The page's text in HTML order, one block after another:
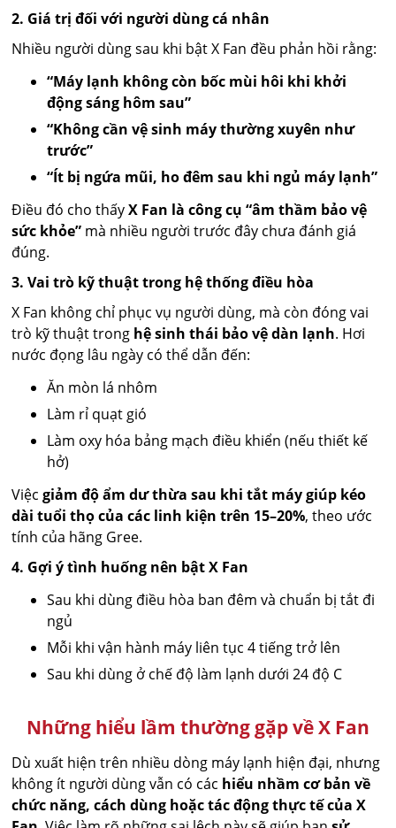
2. Giá trị đối với người dùng cá nhân
Nhiều người dùng sau khi bật X Fan đều phản hồi rằng:
“Máy lạnh không còn bốc mùi hôi khi khởi
động sáng hôm sau”
“Không cần vệ sinh máy thường xuyên như
trước”
“Ít bị ngứa mũi, ho đêm sau khi ngủ máy lạnh”
Điều đó cho thấyX Fan là công cụ “âm thầm bảo vệ
sức khỏe” mà nhiều người trước đây chưa đánh giá
đúng.
3. Vai trò kỹ thuật trong hệ thống điều hòa
X Fan không chỉ phục vụ người dùng, mà còn đóng vai
trò kỹ thuật trong hệ sinh thái bảo vệ dàn lạnh. Hơi
nước đọng lâu ngày có thể dẫn đến:
Ăn mòn lá nhôm
Làm rỉ quạt gió
Làm oxy hóa bảng mạch điều khiển (nếu thiết kế
hở)
Việcgiảm độ ẩm dư thừa sau khi tắt máy giúp kéo
dài tuổi thọ của các linh kiện trên 15–20%, theo ước
tính của hãng Gree.
4. Gợi ý tình huống nên bật X Fan
Sau khi dùng điều hòa ban đêm và chuẩn bị tắt đi
ngủ
Mỗi khi vận hành máy liên tục 4 tiếng trở lên
Sau khi dùng ở chế độ làm lạnh dưới 24 độ C
Những hiểu lầm thường gặp về X Fan
Dù xuất hiện trên nhiều dòng máy lạnh hiện đại, nhưng
không ít người dùng vẫn có các hiểu nhầm cơ bản về
chức năng, cách dùng hoặc tác động thực tế của X